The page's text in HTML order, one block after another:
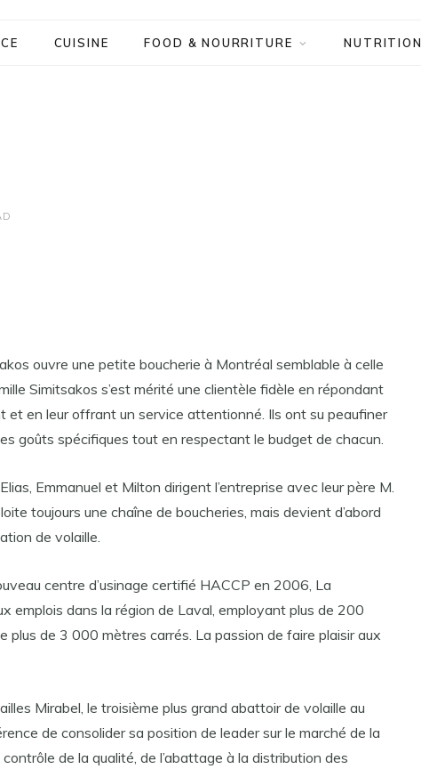
CUISINE FOOD & NOURRITURE NUTRITION
ouvre une petite boucherie à Montréal semblable à celle
Simitsakos s’est mérité une clientèle fidèle en répondant
et en leur offrant un service attentionné. Ils ont su peaufiner
goûts spécifiques tout en respectant le budget de chacun.
Emmanuel et Milton dirigent l’entreprise avec leur père M.
toujours une chaîne de boucheries, mais devient d’abord
de volaille.
centre d’usinage certifié HACCP en 2006, La
emplois dans la région de Laval, employant plus de 200
plus de 3 000 mètres carrés. La passion de faire plaisir aux
Mirabel, le troisième plus grand abattoir de volaille au
de consolider sa position de leader sur le marché de la
de la qualité, de l’abattage à la distribution des